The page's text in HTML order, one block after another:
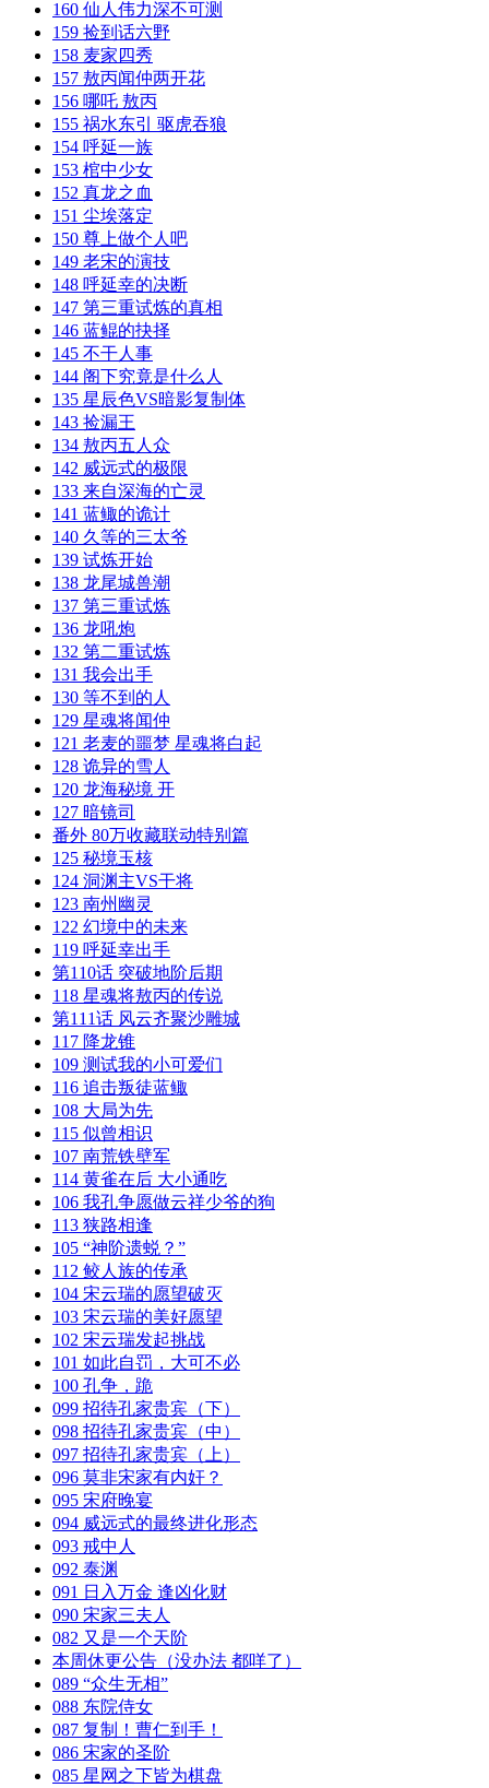
160 仙人伟力深不可测
159 捡到话六野
158 麦家四秀
157 敖丙闻仲两开花
156 哪吒 敖丙
155 祸水东引 驱虎吞狼
154 呼延一族
153 棺中少女
152 真龙之血
151 尘埃落定
150 尊上做个人吧
149 老宋的演技
148 呼延幸的决断
147 第三重试炼的真相
146 蓝鲲的抉择
145 不干人事
144 阁下究竟是什么人
135 星辰色VS暗影复制体
143 捡漏王
134 敖丙五人众
142 威远式的极限
133 来自深海的亡灵
141 蓝鲰的诡计
140 久等的三太爷
139 试炼开始
138 龙尾城兽潮
137 第三重试炼
136 龙吼炮
132 第二重试炼
131 我会出手
130 等不到的人
129 星魂将闻仲
121 老麦的噩梦 星魂将白起
128 诡异的雪人
120 龙海秘境 开
127 暗镜司
番外 80万收藏联动特别篇
125 秘境玉核
124 洞渊主VS干将
123 南州幽灵
122 幻境中的未来
119 呼延幸出手
第110话 突破地阶后期
118 星魂将敖丙的传说
第111话 风云齐聚沙雕城
117 降龙锥
109 测试我的小可爱们
116 追击叛徒蓝鲰
108 大局为先
115 似曾相识
107 南荒铁壁军
114 黄雀在后 大小通吃
106 我孔争愿做云祥少爷的狗
113 狭路相逢
105 “神阶遗蜕？”
112 鲛人族的传承
104 宋云瑞的愿望破灭
103 宋云瑞的美好愿望
102 宋云瑞发起挑战
101 如此自罚，大可不必
100 孔争，跪
099 招待孔家贵宾（下）
098 招待孔家贵宾（中）
097 招待孔家贵宾（上）
096 莫非宋家有内奸？
095 宋府晚宴
094 威远式的最终进化形态
093 戒中人
092 泰渊
091 日入万金 逢凶化财
090 宋家三夫人
082 又是一个天阶
本周休更公告（没办法 都咩了）
089 “众生无相”
088 东院侍女
087 复制！曹仁到手！
086 宋家的圣阶
085 星网之下皆为棋盘